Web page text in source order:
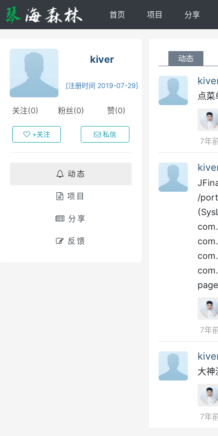
首页 项目 分享
kiver
[注册时间 2019-07-29]
关注(0) 粉丝(0) 赞(0)
+关注 私信
动态
项目
分享
反馈
动态
点菜
7年
/
7年
大神
7年